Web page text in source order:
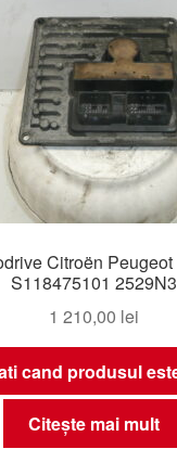
Citroën
S118475101 2529N3
1 210,00 lei
cand produsul
Citește mai mult